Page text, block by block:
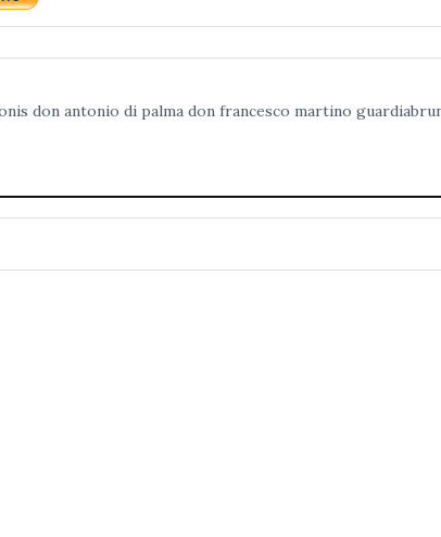
don antonio di palma don francesco martino